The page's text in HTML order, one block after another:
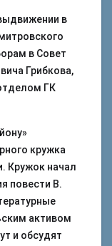
в
в Совет
Грибкова,
ГК
кружка
Кружок начал
повести В.
активом
и обсудят